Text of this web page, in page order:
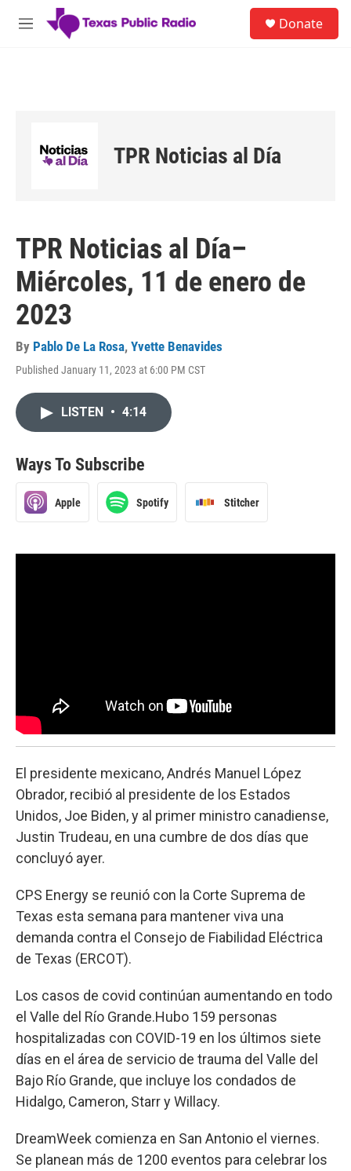
Skip to main content
M
Donate
TPR Noticias al Día
TPR Noticias al Día–
Miércoles, 11 de enero de
2023
By Pablo De La Rosa, Yvette Benavides
Published January 11, 2023 at 6:00 PM CST
LISTEN • 4:14
Ways To Subscribe
Apple Spotify Stitcher
El presidente mexicano, Andrés Manuel López
Obrador, recibió al presidente de los Estados
Unidos, Joe Biden, y al primer ministro canadiense,
Justin Trudeau, en una cumbre de dos días que
concluyó ayer.
CPS Energy se reunió con la Corte Suprema de
Texas esta semana para mantener viva una
demanda contra el Consejo de Fiabilidad Eléctrica
de Texas (ERCOT).
Los casos de covid continúan aumentando en todo
el Valle del Río Grande.Hubo 159 personas
hospitalizadas con COVID-19 en los últimos siete
días en el área de servicio de trauma del Valle del
Bajo Río Grande, que incluye los condados de
Hidalgo, Cameron, Starr y Willacy.
DreamWeek comienza en San Antonio el viernes.
Se planean más de 1200 eventos para celebrar los